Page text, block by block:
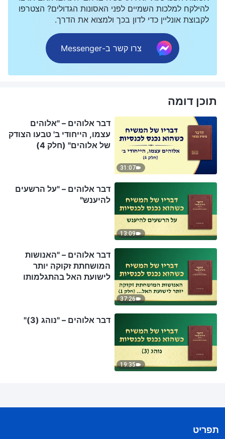
להילקח למלכות השמיים לפני האסונות הגדולים? הצטרפו
לקבוצת אונליין כדי לדון בכך ולמצוא את הדרך.
צרו קשר ב-Messenger
תוכן דומה
31:07
דבר אלוהים – "אלוהים
עצמו, הייחודי ב' טבעו הצודק
של אלוהים" (חלק 4)
13:09
דבר אלוהים – "על הרשעים
להיענש"
37:26
דבר אלוהים – "האנושות
המושחתת זקוקה יותר
לישועת האל בהתגלמותו
19:35
דבר אלוהים – "נוהג (3)"
תפריט